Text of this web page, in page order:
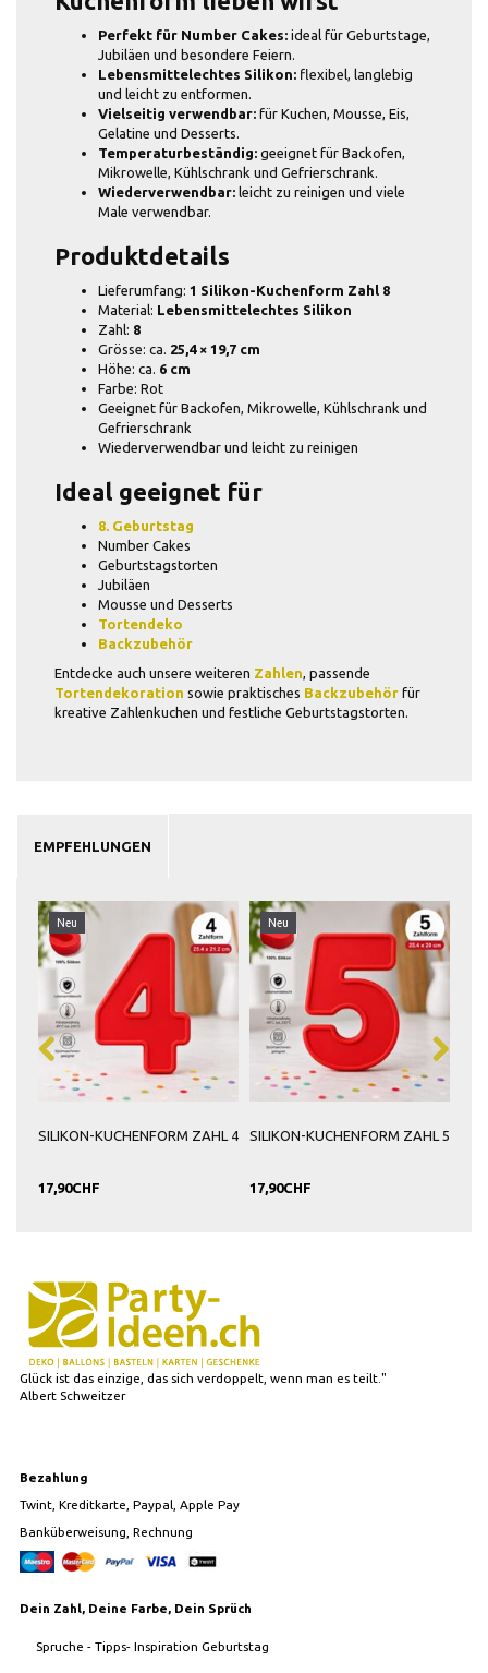
Perfekt für Number Cakes: ideal für Geburtstage,
Jubiläen und besondere Feiern.
Lebensmittelechtes Silikon: flexibel, langlebig
und leicht zu entformen.
Vielseitig verwendbar: für Kuchen, Mousse, Eis,
Gelatine und Desserts.
Temperaturbeständig: geeignet für Backofen,
Mikrowelle, Kühlschrank und Gefrierschrank.
Wiederverwendbar: leicht zu reinigen und viele
Male verwendbar.
Produktdetails
Lieferumfang: 1 Silikon-Kuchenform Zahl 8
Material: Lebensmittelechtes Silikon
Zahl: 8
Grösse: ca. 25,4 × 19,7 cm
Höhe: ca. 6 cm
Farbe: Rot
Geeignet für Backofen, Mikrowelle, Kühlschrank und
Gefrierschrank
Wiederverwendbar und leicht zu reinigen
Ideal geeignet für
8. Geburtstag
Number Cakes
Geburtstagstorten
Jubiläen
Mousse und Desserts
Tortendeko
Backzubehör
Entdecke auch unsere weiteren Zahlen, passende
Tortendekoration sowie praktisches Backzubehör für
kreative Zahlenkuchen und festliche Geburtstagstorten.
EMPFEHLUNGEN
Neu
SILIKON-KUCHENFORM ZAHL 4
17,90CHF
Neu
SILIKON-KUCHENFORM ZAHL 5
17,90CHF
Glück ist das einzige, das sich verdoppelt, wenn man es teilt."
Albert Schweitzer
Bezahlung
Twint, Kreditkarte, Paypal, Apple Pay
Banküberweisung, Rechnung
Dein Zahl, Deine Farbe, Dein Sprüch
Spruche - Tipps- Inspiration Geburtstag